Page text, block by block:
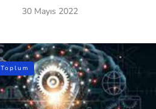
30 Mayıs 2022
Toplum